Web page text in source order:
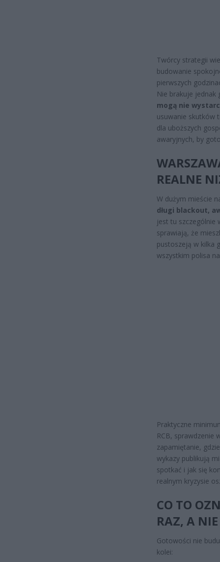
Twórcy strategii
budowanie
pierwszych
Nie brakuje jednak
mogą nie
usuwanie skutków
dla uboższych
awaryjnych, by
REALNE
W dużym mieście
długi blackout,
jest tu szczególnie
sprawiają, że
pustoszeją w kilka
wszystkim polisa
Praktyczne
RCB, sprawdzenie
zapamiętanie,
wykazy publikują
spotkać i jak się
realnym kryzysie
CO TO
RAZ, A
Gotowości nie
kolei: